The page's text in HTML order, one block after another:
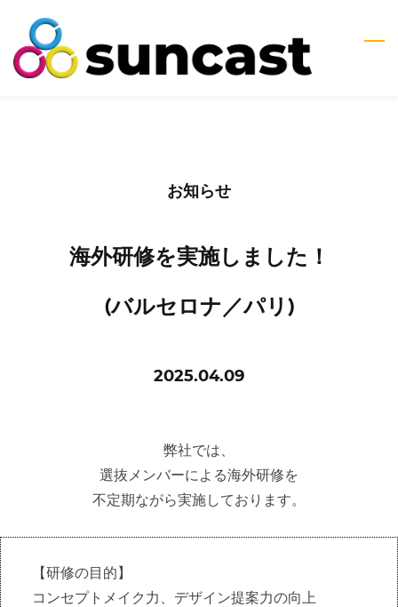
main
お知らせ
海外研修を実施しました！
​(バルセロナ／パリ)
2025.04.09
弊社では、
選抜メンバーによる海外研修を
不定期ながら実施しております。
【研修の目的】
コンセプトメイク力、デザイン提案力の向上